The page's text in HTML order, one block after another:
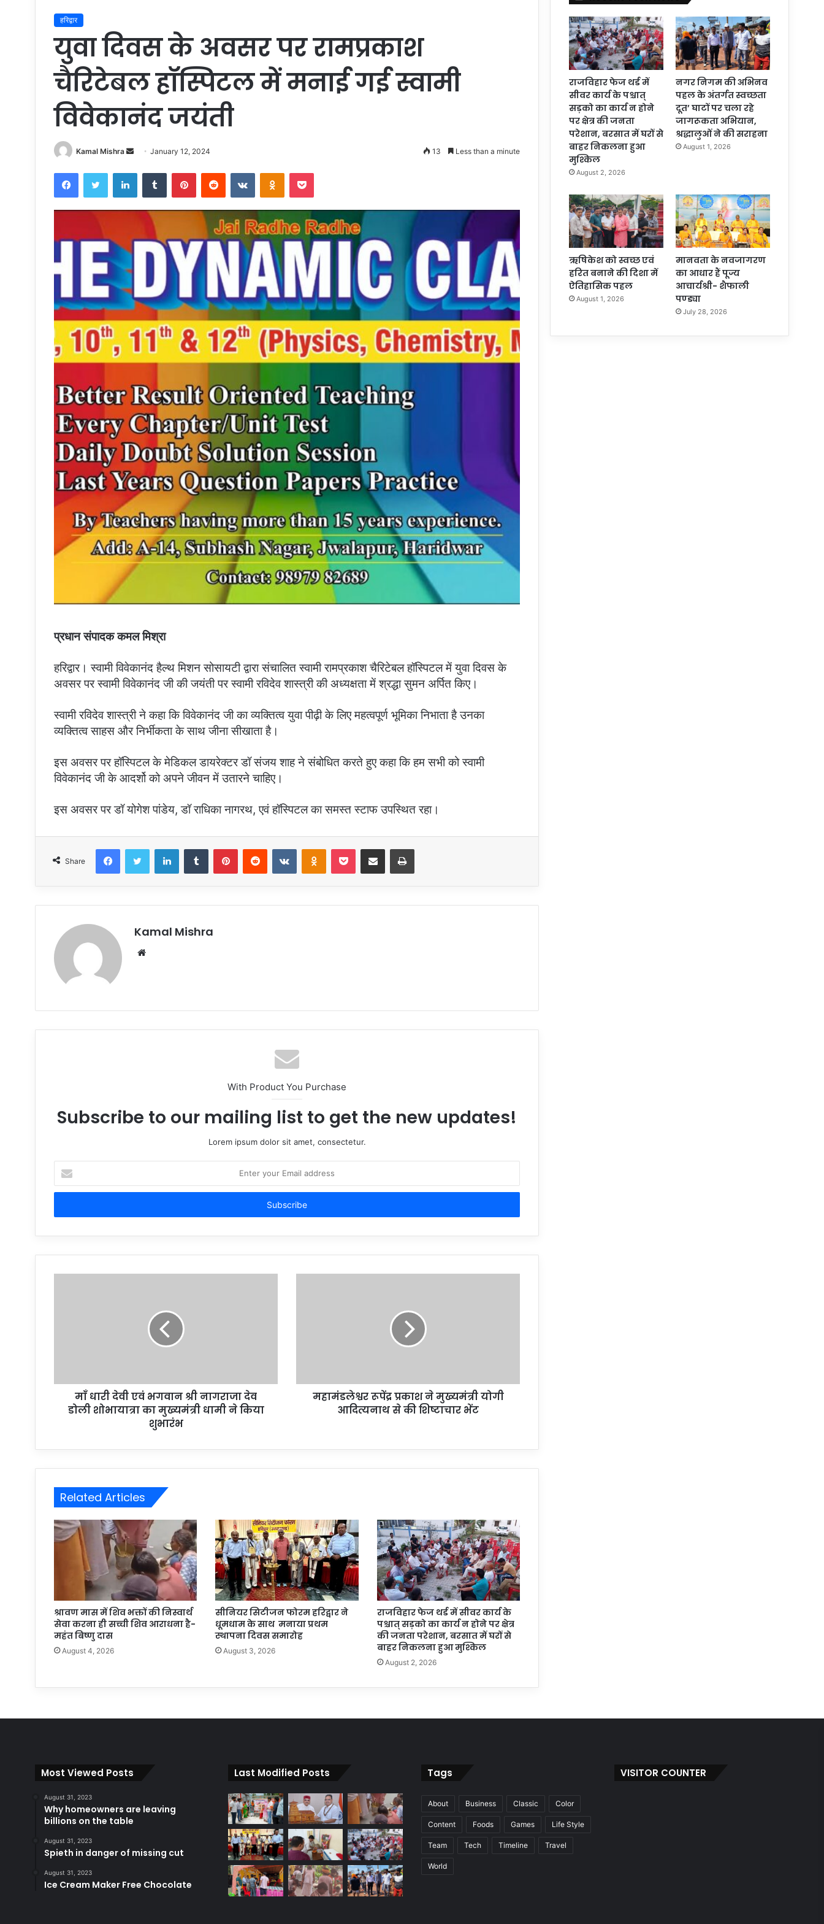
हरिद्वार
युवा दिवस के अवसर पर रामप्रकाश
चैरिटेबल हॉस्पिटल में मनाई गई स्वामी
विवेकानंद जयंती
Kamal Mishra
SendJanuary 12, 2024 13 Less than a minute
FacebookTwitter LinkedInTumblr PinterestReddit VKontakteOdnoklassniki
Pocket
प्रधान संपादक कमल मिश्रा
हरिद्वार। स्वामी विवेकानंद हैल्थ मिशन सोसायटी द्वारा संचालित स्वामी रामप्रकाश चैरिटेबल हॉस्पिटल में युवा दिवस के
अवसर पर स्वामी विवेकानंद जी की जयंती पर स्वामी रविदेव शास्त्री की अध्यक्षता में श्रद्धा सुमन अर्पित किए।
स्वामी रविदेव शास्त्री ने कहा कि विवेकानंद जी का व्यक्तित्व युवा पीढ़ी के लिए महत्वपूर्ण भूमिका निभाता है उनका
व्यक्तित्व साहस और निर्भीकता के साथ जीना सीखाता है।
इस अवसर पर हॉस्पिटल के मेडिकल डायरेक्टर डॉ संजय शाह ने संबोधित करते हुए कहा कि हम सभी को स्वामी
विवेकानंद जी के आदर्शो को अपने जीवन में उतारने चाहिए।
इस अवसर पर डॉ योगेश पांडेय, डॉ राधिका नागरथ, एवं हॉस्पिटल का समस्त स्टाफ उपस्थित रहा।
Share
FacebookTwitter LinkedInTumblr PinterestReddit VKontakteOdnoklassniki
Pocket Share via Email Print
Kamal Mishra
Website
With Product You Purchase
Subscribe to our mailing list to get the new updates!
Lorem ipsum dolor sit amet, consectetur.
your
Email
माँ धारी देवी एवं भगवान श्री नागराजा देव
डोली शोभायात्रा का मुख्यमंत्री धामी ने किया
शुभारंभ
महामंडलेश्वर रूपेंद्र प्रकाश ने मुख्यमंत्री योगी
आदित्यनाथ से की शिष्टाचार भेंट
Related Articles
श्रावण मास में शिव भक्तों की निस्वार्थ
सेवा करना ही सच्ची शिव आराधना है-
महंत बिष्णु दास
August 4, 2026
सीनियर सिटीजन फोरम हरिद्वार ने
धूमधाम के साथ मनाया प्रथम
स्थापना दिवस समारोह
August 3, 2026
राजविहार फेज थर्ड में सीवर कार्य के
पश्चात् सड़को का कार्य न होने पर क्षेत्र
की जनता परेशान, बरसात में घरों से
बाहर निकलना हुआ मुश्किल
August 2, 2026
राजविहार फेज थर्ड में
सीवर कार्य के पश्चात्
सड़को का कार्य न होने
पर क्षेत्र की जनता
परेशान, बरसात में घरों से
बाहर निकलना हुआ
मुश्किल
August 2, 2026
नगर निगम की अभिनव
पहल के अंतर्गत स्वच्छता
दूत’ घाटों पर चला रहे
जागरूकता अभियान,
श्रद्धालुओं ने की सराहना
August 1, 2026
ऋषिकेश को स्वच्छ एवं
हरित बनाने की दिशा में
ऐतिहासिक पहल
August 1, 2026
मानवता के नवजागरण
का आधार हैं पूज्य
आचार्यश्री- शैफाली
पण्ड्या
July 28, 2026
Most Viewed Posts
August 31, 2023
Why homeowners are leaving
billions on the table
August 31, 2023
Spieth in danger of missing cut
August 31, 2023
Ice Cream Maker Free Chocolate
Last Modified Posts Tags
About Business Classic Color
Content Foods Games Life Style
Team Tech Timeline Travel
World
VISITOR COUNTER